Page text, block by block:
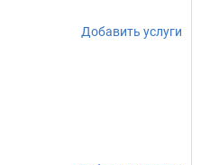
Добавить услуги